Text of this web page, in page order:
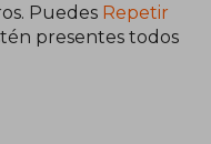
40%
dcto. $
Puedes Repetir
presentes todos